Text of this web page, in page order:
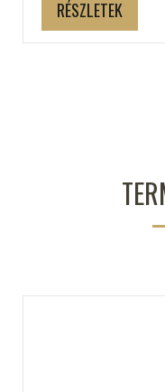
RÉSZLETEK